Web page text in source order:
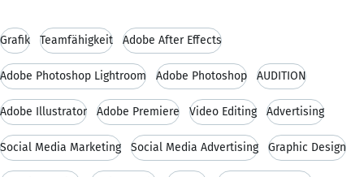
Grafik Teamfähigkeit Adobe After Effects
Adobe Photoshop Lightroom Adobe Photoshop AUDITION
Adobe Illustrator Adobe Premiere Video Editing Advertising
Social Media Marketing Social Media Advertising Graphic Design